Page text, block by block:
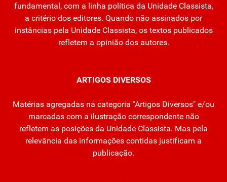
fundamental, com a linha política da Unidade Classista,
a critério dos editores. Quando não assinados por
instâncias pela Unidade Classista, os textos publicados
refletem a opinião dos autores.
ARTIGOS DIVERSOS
Matérias agregadas na categoria "Artigos Diversos" e/ou
marcadas com a ilustração correspondente não
refletem as posições da Unidade Classista. Mas pela
relevância das informações contidas justificam a
publicação.